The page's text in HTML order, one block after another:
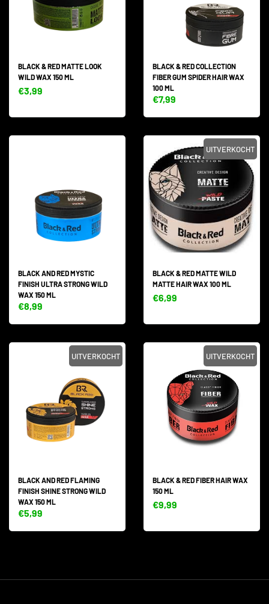
BLACK & RED MATTE LOOK
WILD WAX 150 ML
€3,99
BLACK & RED COLLECTION
FIBER GUM SPIDER HAIR WAX
100 ML
€7,99
BLACK AND RED MYSTIC
FINISH ULTRA STRONG WILD
WAX 150 ML
€8,99
UITVERKOCHT
BLACK & RED MATTE WILD
MATTE HAIR WAX 100 ML
€6,99
UITVERKOCHT
BLACK AND RED FLAMING
FINISH SHINE STRONG WILD
WAX 150 ML
€5,99
UITVERKOCHT
BLACK & RED FIBER HAIR WAX
150 ML
€9,99